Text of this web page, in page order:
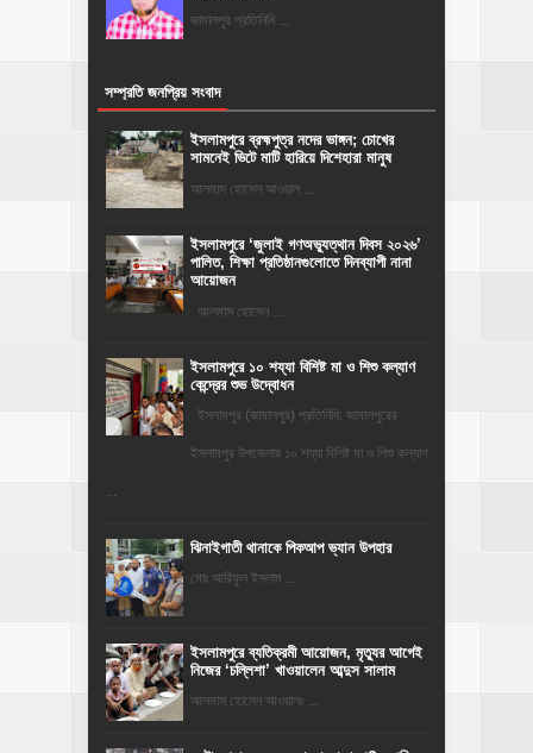
জামালপুর প্রতিনিধি ...
সম্প্রতি জনপ্রিয় সংবাদ
ইসলামপুরে ব্রহ্মপুত্র নদের ভাঙ্গন; চোখের
সামনেই ভিটে মাটি হারিয়ে দিশেহারা মানুষ
আলমাস হোসেন আওয়াল ...
‎ইসলামপুরে ‘জুলাই গণঅভ্যুত্থান দিবস ২০২৬’
পালিত, শিক্ষা প্রতিষ্ঠানগুলোতে দিনব্যাপী নানা
আয়োজন
‎​আলমাস হোসেন ...
ইসলামপুরে ১০ শয্যা বিশিষ্ট মা ও শিশু কল্যাণ
কেন্দ্রের শুভ উদ্বোধন
ইসলামপুর (জামালপুর) প্রতিনিধি: জামালপুরের
ইসলামপুর উপজেলায় ১০ শয্যা বিশিষ্ট মা ও শিশু কল্যাণ
...
ঝিনাইগাতী থানাকে পিকআপ ভ্যান উপহার
মোঃ আরিফুল ইসলাম ...
‎ইসলামপুরে ব্যতিক্রমী আয়োজন, মৃত্যুর আগেই
নিজের ‘চল্লিশা’ খাওয়ালেন আব্দুস সালাম
আলমাস হোসেন আওয়ালঃ ...